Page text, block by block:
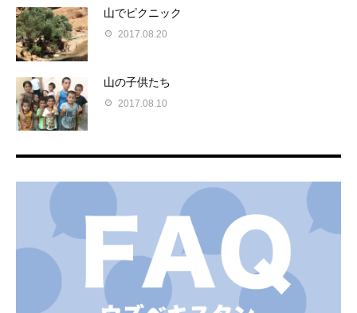
山でピクニック
2017.08.20
山の子供たち
2017.08.10